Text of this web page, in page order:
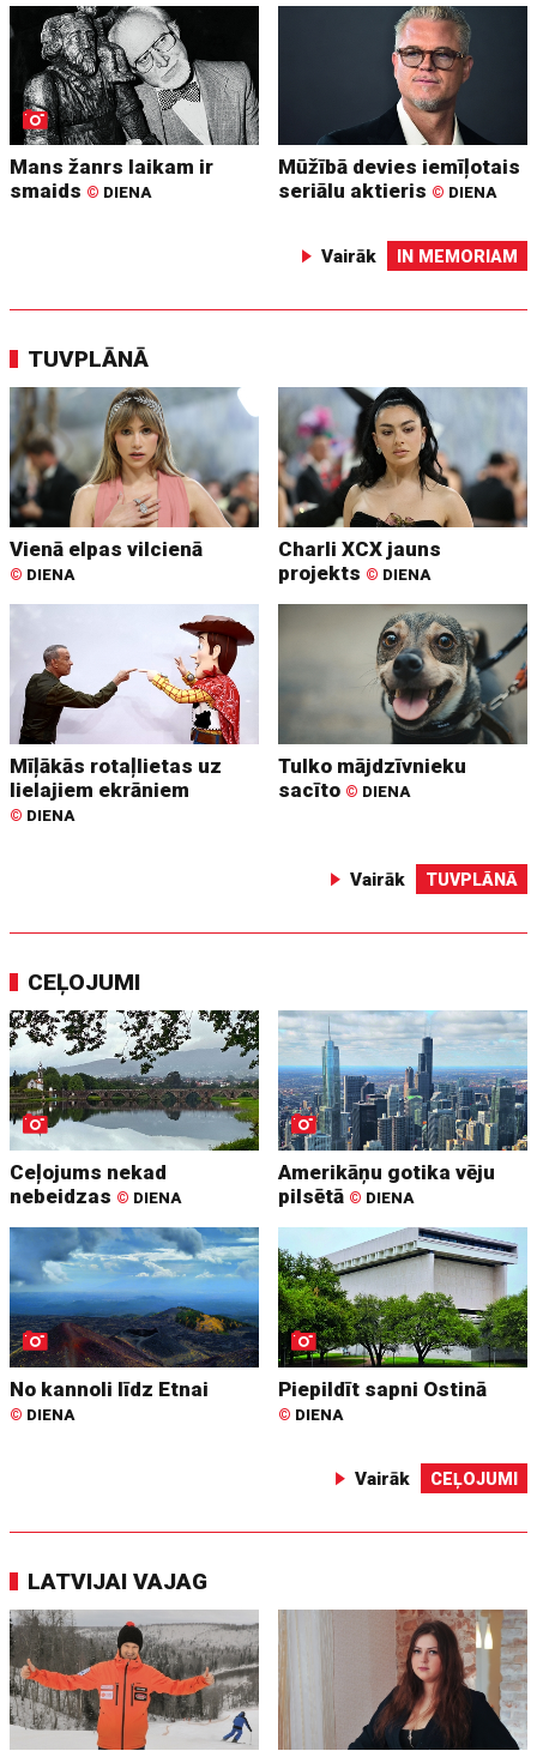
Mans žanrs laikam ir
smaids © DIENA
Mūžībā devies iemīļotais
seriālu aktieris © DIENA
Vairāk IN MEMORIAM
TUVPLĀNĀ
Vienā elpas vilcienā
© DIENA
Charli XCX jauns
projekts © DIENA
Mīļākās rotaļlietas uz
lielajiem ekrāniem
© DIENA
Tulko mājdzīvnieku
sacīto © DIENA
Vairāk TUVPLĀNĀ
CEĻOJUMI
Ceļojums nekad
nebeidzas © DIENA
Amerikāņu gotika vēju
pilsētā © DIENA
No kannoli līdz Etnai
© DIENA
Piepildīt sapni Ostinā
© DIENA
Vairāk CEĻOJUMI
LATVIJAI VAJAG